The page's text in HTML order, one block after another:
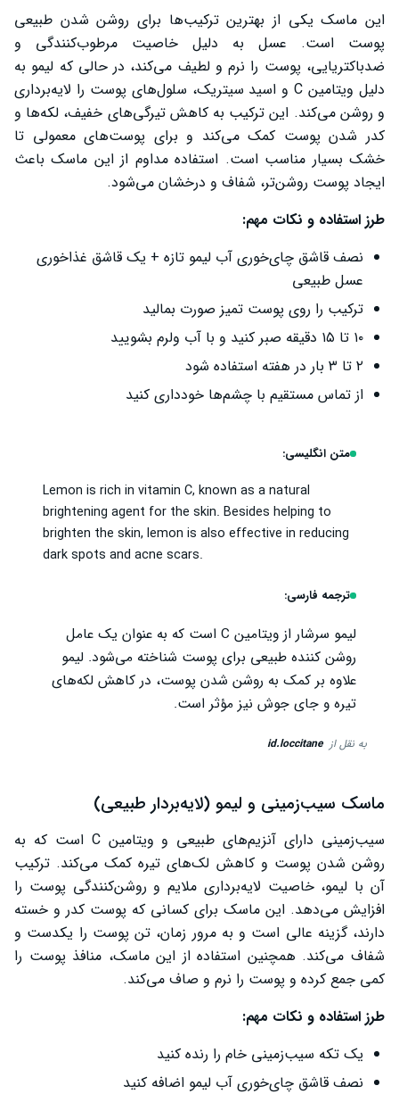
این ماسک یکی از بهترین ترکیب‌ها برای روشن شدن طبیعی
پوست است. عسل به دلیل خاصیت مرطوب‌کنندگی و
ضدباکتریایی، پوست را نرم و لطیف می‌کند، در حالی که لیمو به
دلیل ویتامین C و اسید سیتریک، سلول‌های پوست را لایه‌برداری
و روشن می‌کند. این ترکیب به کاهش تیرگی‌های خفیف، لکه‌ها و
کدر شدن پوست کمک می‌کند و برای پوست‌های معمولی تا
خشک بسیار مناسب است. استفاده مداوم از این ماسک باعث
ایجاد پوست روشن‌تر، شفاف و درخشان می‌شود.
طرز استفاده و نکات مهم:
نصف قاشق چای‌خوری آب لیمو تازه + یک قاشق غذاخوری
عسل طبیعی
ترکیب را روی پوست تمیز صورت بمالید
۱۰ تا ۱۵ دقیقه صبر کنید و با آب ولرم بشویید
۲ تا ۳ بار در هفته استفاده شود
از تماس مستقیم با چشم‌ها خودداری کنید
متن انگلیسی:
Lemon is rich in vitamin C, known as a natural
brightening agent for the skin. Besides helping to
brighten the skin, lemon is also effective in reducing
dark spots and acne scars.
ترجمه فارسی:
لیمو سرشار از ویتامین C است که به عنوان یک عامل
روشن کننده طبیعی برای پوست شناخته می‌شود. لیمو
علاوه بر کمک به روشن شدن پوست، در کاهش لکه‌های
تیره و جای جوش نیز مؤثر است.
به نقل از id.loccitane
ماسک سیب‌زمینی و لیمو (لایه‌بردار طبیعی)
سیب‌زمینی دارای آنزیم‌های طبیعی و ویتامین C است که به
روشن شدن پوست و کاهش لک‌های تیره کمک می‌کند. ترکیب
آن با لیمو، خاصیت لایه‌برداری ملایم و روشن‌کنندگی پوست را
افزایش می‌دهد. این ماسک برای کسانی که پوست کدر و خسته
دارند، گزینه عالی است و به مرور زمان، تن پوست را یکدست و
شفاف می‌کند. همچنین استفاده از این ماسک، منافذ پوست را
کمی جمع کرده و پوست را نرم و صاف می‌کند.
طرز استفاده و نکات مهم:
یک تکه سیب‌زمینی خام را رنده کنید
نصف قاشق چای‌خوری آب لیمو اضافه کنید